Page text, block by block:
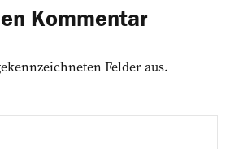
Kommentar
Felder aus.